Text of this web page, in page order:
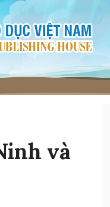
và